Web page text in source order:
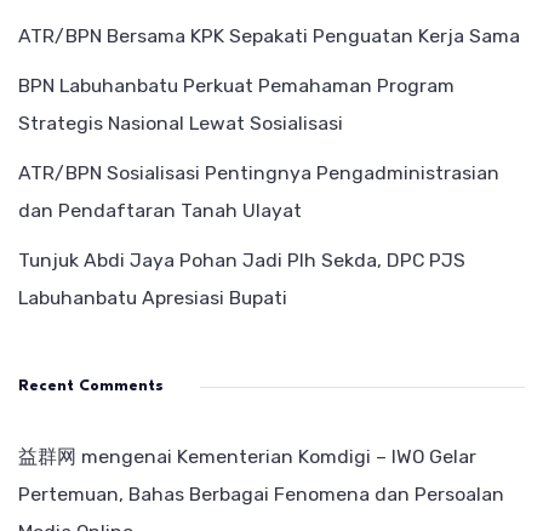
ATR/BPN Bersama KPK Sepakati Penguatan Kerja Sama
BPN Labuhanbatu Perkuat Pemahaman Program
Strategis Nasional Lewat Sosialisasi
ATR/BPN Sosialisasi Pentingnya Pengadministrasian
dan Pendaftaran Tanah Ulayat
Tunjuk Abdi Jaya Pohan Jadi Plh Sekda, DPC PJS
Labuhanbatu Apresiasi Bupati
Recent Comments
益群网 mengenai Kementerian Komdigi – IWO Gelar
Pertemuan, Bahas Berbagai Fenomena dan Persoalan